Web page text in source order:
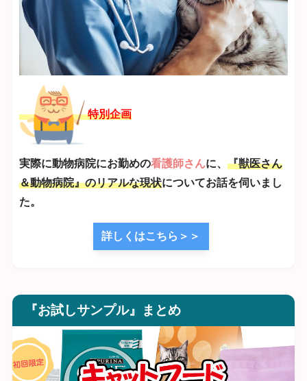
特別企画
実際に動物病院にお勤めの看護師さんに、 『獣医さん
＆動物病院』のリアルな現状についてお話を伺いまし
た。
詳しくはこちら＞＞
『お試しサンプル』まとめ